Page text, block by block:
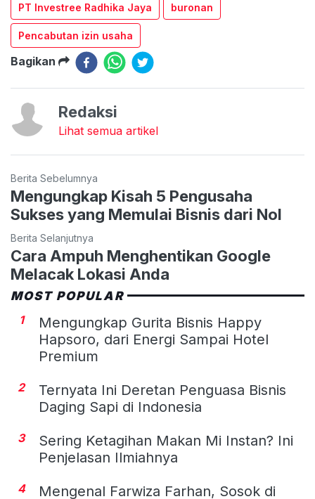
PT Investree Radhika Jaya buronan
Pencabutan izin usaha
Bagikan
Redaksi
Lihat semua artikel
Berita Sebelumnya
Mengungkap Kisah 5 Pengusaha
Sukses yang Memulai Bisnis dari Nol
Berita Selanjutnya
Cara Ampuh Menghentikan Google
Melacak Lokasi Anda
MOST POPULAR
1
Mengungkap Gurita Bisnis Happy
Hapsoro, dari Energi Sampai Hotel
Premium
2
Ternyata Ini Deretan Penguasa Bisnis
Daging Sapi di Indonesia
3
Sering Ketagihan Makan Mi Instan? Ini
Penjelasan Ilmiahnya
4
Mengenal Farwiza Farhan, Sosok di